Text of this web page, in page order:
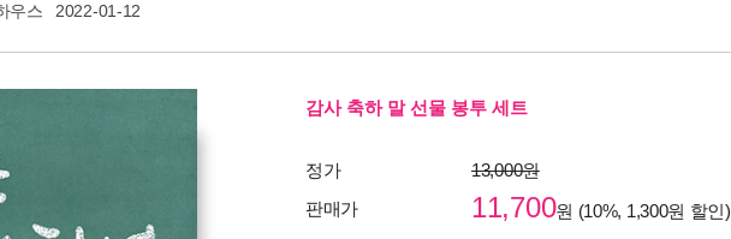
우스 2022-01-12
감사 축하 말 선물 봉투 세트
정가
13,000원
판매가
11,700원 (10%, 1,300원 할인)